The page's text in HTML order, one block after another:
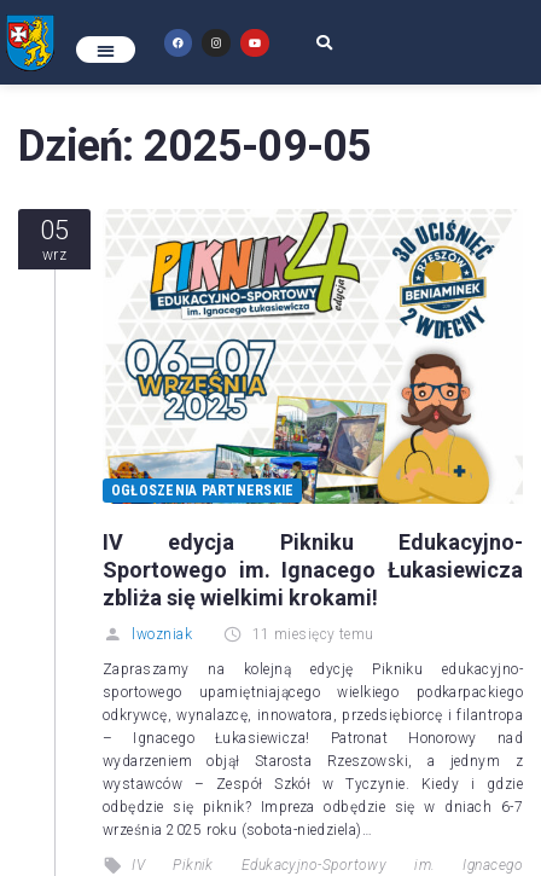
Dzień: 2025-09-05
05
wrz
OGŁOSZENIA PARTNERSKIE
IV edycja Pikniku Edukacyjno-
Sportowego im. Ignacego Łukasiewicza
zbliża się wielkimi krokami!
lwozniak 11 miesięcy temu
Zapraszamy na kolejną edycję Pikniku edukacyjno-
sportowego upamiętniającego wielkiego podkarpackiego
odkrywcę, wynalazcę, innowatora, przedsiębiorcę i filantropa
– Ignacego Łukasiewicza! Patronat Honorowy nad
wydarzeniem objął Starosta Rzeszowski, a jednym z
wystawców – Zespół Szkół w Tyczynie. Kiedy i gdzie
odbędzie się piknik? Impreza odbędzie się w dniach 6-7
września 2025 roku (sobota-niedziela)…
IV Piknik Edukacyjno-Sportowy im. Ignacego